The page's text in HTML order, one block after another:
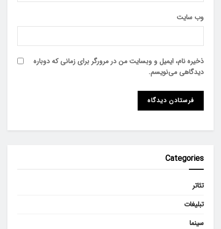
وب‌ سایت
ذخیره نام، ایمیل و وبسایت من در مرورگر برای زمانی که دوباره
دیدگاهی می‌نویسم.
Categories
تئاتر
تبلیغات
سینما